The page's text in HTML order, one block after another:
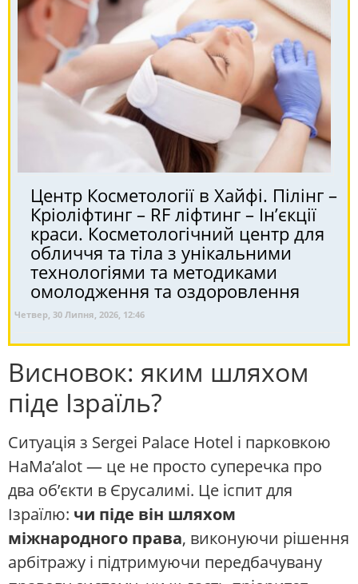
Центр Косметології в Хайфі. Пілінг –
Кріоліфтинг – RF ліфтинг – Ін’єкції
краси. Косметологічний центр для
обличчя та тіла з унікальними
технологіями та методиками
омолодження та оздоровлення
Четвер, 30 Липня, 2026, 12:46
Висновок: яким шляхом
піде Ізраїль?
Ситуація з Sergei Palace Hotel і парковкою
HaMa’alot — це не просто суперечка про
два об’єкти в Єрусалимі. Це іспит для
Ізраїлю: чи піде він шляхом
міжнародного права, виконуючи рішення
арбітражу і підтримуючи передбачувану